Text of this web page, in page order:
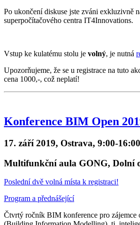
Po ukončení diskuse jste zváni exkluzivně
superpočítačového centra IT4Innovations.
Vstup ke kulatému stolu je volný, je nutná
Upozorňujeme, že se u registrace na tuto
cena 1000,-, což neplatí!
Konference BIM Open
17. září 2019, Ostrava, 9:00-
Multifunkční aula GONG, Dolní
Poslední dvě volná místa k registraci!
Program a přednášející
Čtvrtý ročník BIM konference pro zájemce